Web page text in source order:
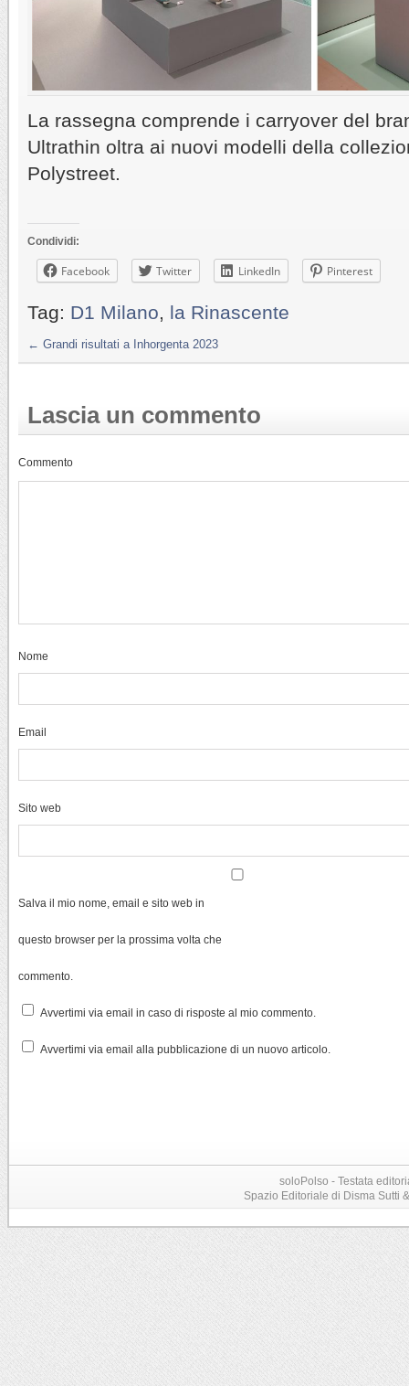
La rassegna comprende i carryover del
Ultrathin oltra ai nuovi modelli della
Polystreet.
Condividi:
Facebook Twitter LinkedIn Pinterest
Tag: D1 Milano, la Rinascente
← Grandi risultati a Inhorgenta 2023
Lascia un commento
Commento
Nome
Email
Sito web
Salva il mio nome, email e sito web in
questo browser per la prossima volta che
commento.
Avvertimi via email in caso di risposte al mio commento.
Avvertimi via email alla pubblicazione di un nuovo articolo.
soloPolso - Testata
Spazio Editoriale di Disma Sutti